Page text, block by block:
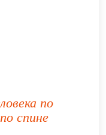
по
спине